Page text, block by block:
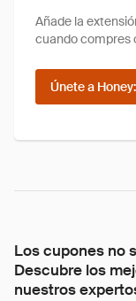
Añade la
cuando compres
Únete a
Los cupones no
Descubre los
nuestros